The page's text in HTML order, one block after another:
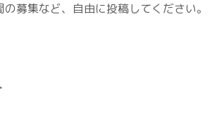
募集など、自由に投稿してください。